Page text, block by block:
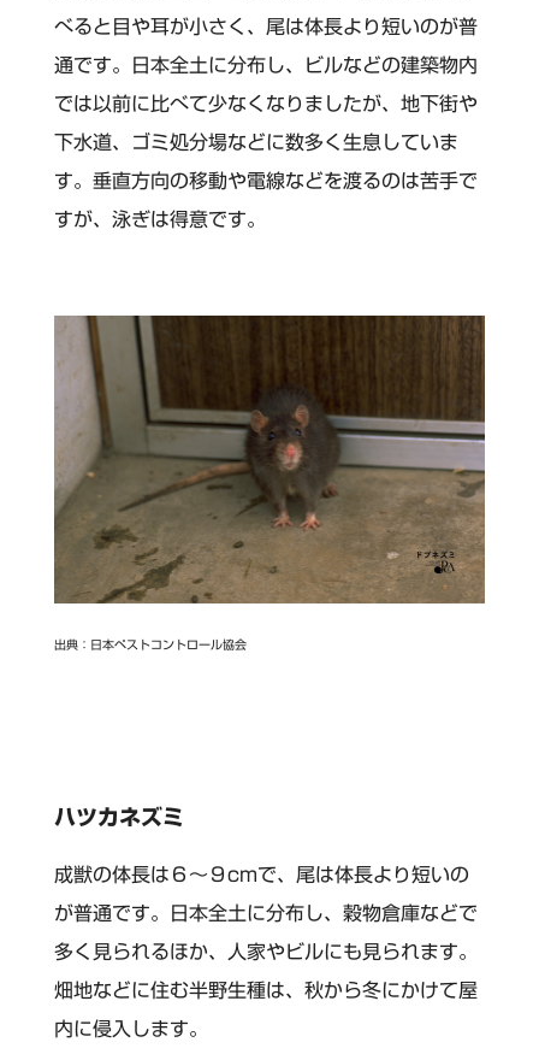
べると目や耳が小さく、尾は体長より短いのが普
通です。日本全土に分布し、ビルなどの建築物内
では以前に比べて少なくなりましたが、地下街や
下水道、ゴミ処分場などに数多く生息していま
す。垂直方向の移動や電線などを渡るのは苦手で
すが、泳ぎは得意です。
出典：日本ペストコントロール協会
ハツカネズミ
成獣の体長は６～９cmで、尾は体長より短いの
が普通です。日本全土に分布し、穀物倉庫などで
多く見られるほか、人家やビルにも見られます。
畑地などに住む半野生種は、秋から冬にかけて屋
内に侵入します。